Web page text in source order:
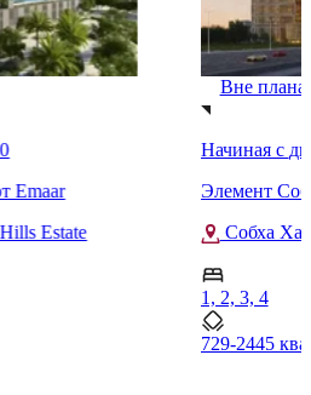
Emaar
Estate
Вне плана
Начиная с
Элемент
Собха
1, 2, 3, 4
729-2445